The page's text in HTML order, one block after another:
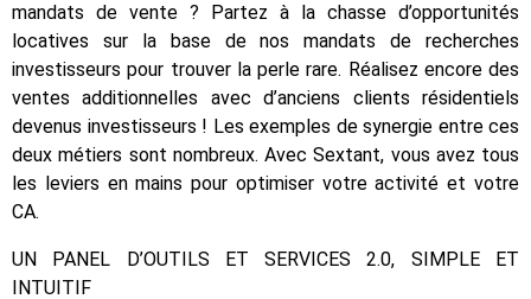
mandats de vente ? Partez à la chasse d’opportunités
locatives sur la base de nos mandats de recherches
investisseurs pour trouver la perle rare. Réalisez encore des
ventes additionnelles avec d’anciens clients résidentiels
devenus investisseurs ! Les exemples de synergie entre ces
deux métiers sont nombreux. Avec Sextant, vous avez tous
les leviers en mains pour optimiser votre activité et votre
CA.
UN PANEL D’OUTILS ET SERVICES 2.0, SIMPLE ET
INTUITIF